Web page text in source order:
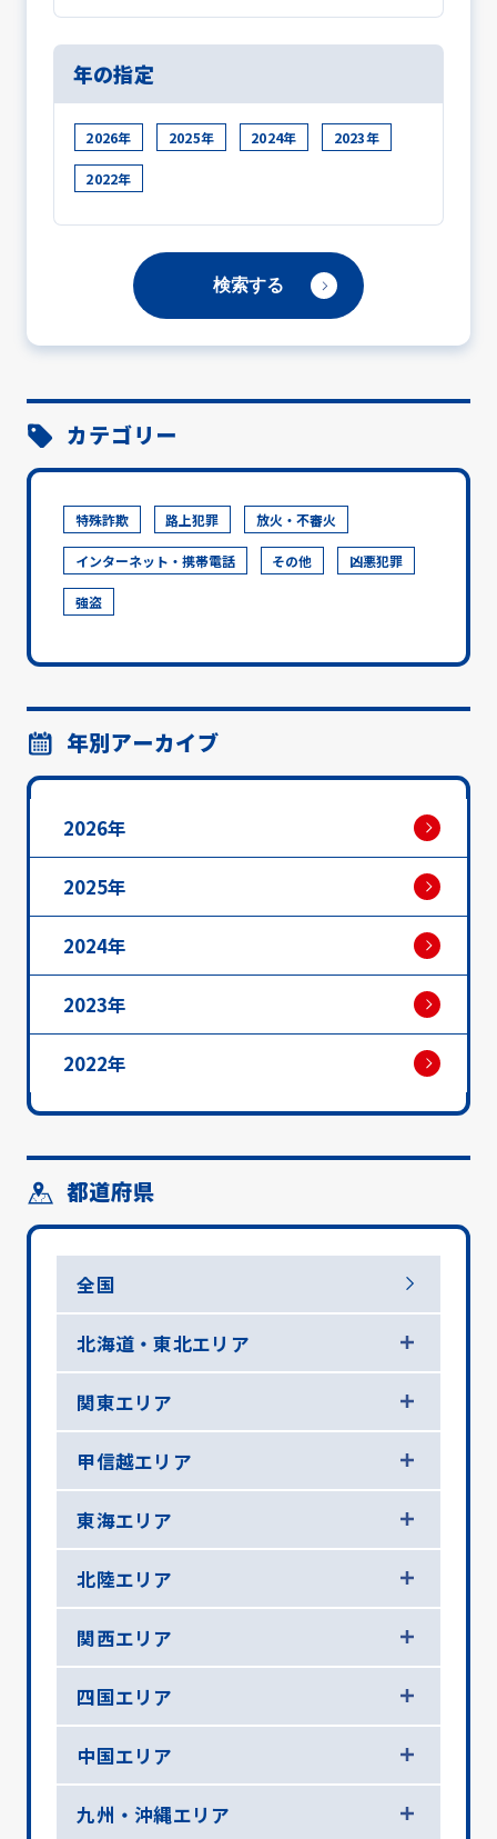
年の指定
2026年 2025年 2024年 2023年
2022年
カテゴリー
特殊詐欺 路上犯罪 放火・不審火
インターネット・携帯電話 その他 凶悪犯罪
強盗
年別アーカイブ
2026年
2025年
2024年
2023年
2022年
都道府県
全国
北海道・東北エリア
関東エリア
甲信越エリア
東海エリア
北陸エリア
関西エリア
四国エリア
中国エリア
九州・沖縄エリア